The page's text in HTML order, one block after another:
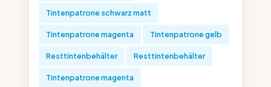
Tintenpatrone schwarz matt
Tintenpatrone magenta Tintenpatrone gelb
Resttintenbehälter Resttintenbehälter
Tintenpatrone magenta